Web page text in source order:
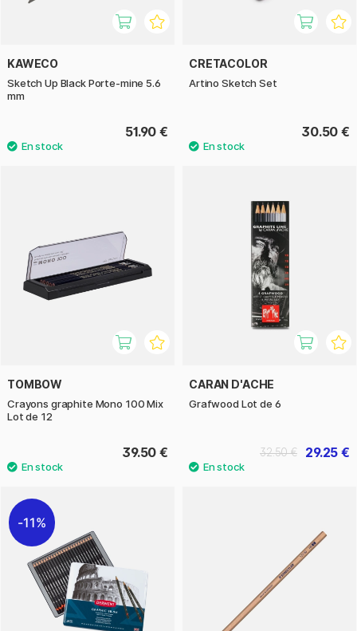
KAWECO
Sketch Up Black Porte-mine 5.6
mm
51.90 €
CRETACOLOR
Artino Sketch Set
30.50 €
TOMBOW
Crayons graphite Mono 100 Mix
Lot de 12
39.50 €
CARAN D'ACHE
Grafwood Lot de 6
29.25 €
32.50 €
11%